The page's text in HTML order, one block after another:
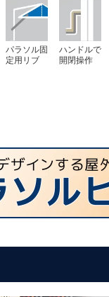
パラソル固
定用リブ
ハンドルで
開閉操作